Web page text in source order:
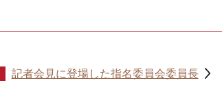
記者会見に登場した指名委員会委員長